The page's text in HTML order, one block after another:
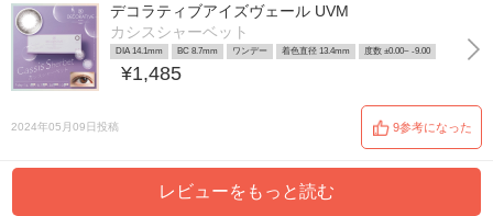
デコラティブアイズヴェール UVM
カシスシャーベット
DIA 14.1mm BC 8.7mm ワンデー 着色直径 13.4mm 度数 ±0.00~ -9.00
¥1,485
2024年05月09日投稿 9参考になった
レビューをもっと読む